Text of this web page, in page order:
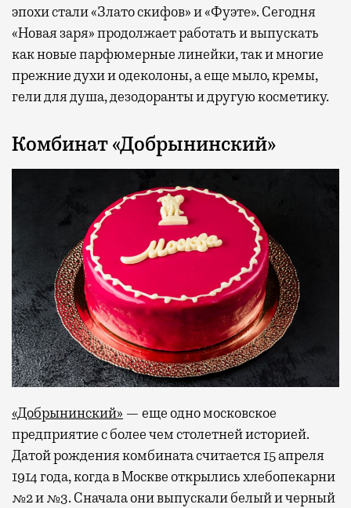
эпохи стали «Злато скифов» и «Фуэте». Сегодня
«Новая заря» продолжает работать и выпускать
как новые парфюмерные линейки, так и многие
прежние духи и одеколоны, а еще мыло, кремы,
гели для душа, дезодоранты и другую косметику.
Комбинат «Добрынинский»
«Добрынинский» — еще одно московское
предприятие с более чем столетней историей.
Датой рождения комбината считается 15 апреля
1914 года, когда в Москве открылись хлебопекарни
№2 и №3. Сначала они выпускали белый и черный